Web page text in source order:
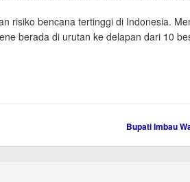
risiko bencana tertinggi di Indonesia.
berada di urutan ke delapan dari 10
Bupati Imbau